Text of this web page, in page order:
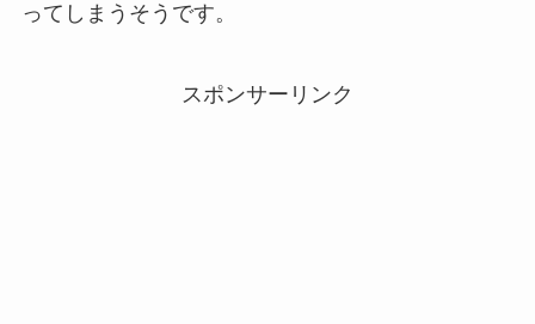
ってしまうそうです。
スポンサーリンク